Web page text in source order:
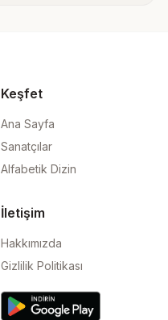
Keşfet
Ana Sayfa
Sanatçılar
Alfabetik Dizin
İletişim
Hakkımızda
Gizlilik Politikası